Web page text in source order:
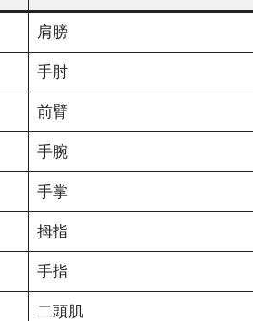
肩膀
手肘
前臂
手腕
手掌
拇指
手指
二頭肌